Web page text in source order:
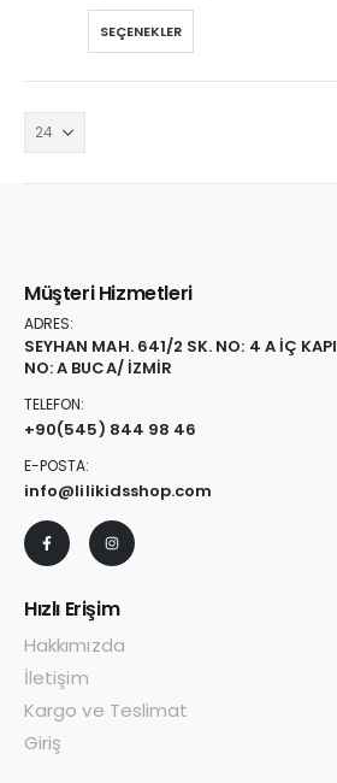
SEÇENEKLER
Müşteri Hizmetleri
ADRES:
SEYHAN MAH. 641/2 SK. NO: 4 A İÇ KAPI
NO: A BUCA/ İZMİR
TELEFON:
+90(545) 844 98 46
E-POSTA:
info@lilikidsshop.com
Hızlı Erişim
Hakkımızda
İletişim
Kargo ve Teslimat
Giriş